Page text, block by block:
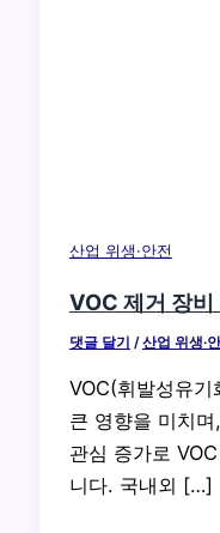
산업 위생·안전
VOC 제거 장비
댓글 달기 /산업 위생·
VOC(휘발성유기
큰 영향을 미치
관심 증가로
니다. 국내외 […]